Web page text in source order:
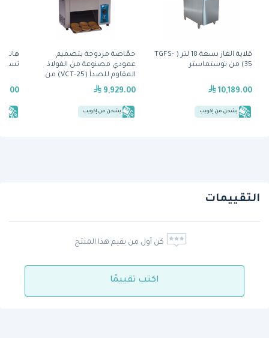
قلاية الغاز بسعة 18 لتر ( TGFS-
35) من توستماستر
10,189.00
يشحن من إكويب
حمّاصة مزدوجة بتصميم
عمودي مصنوعة من الفولاذ
المقاوم للصدأ (VCT-25) من
آنتونز
9,929.00
يشحن من إكويب
التقييمات
كن أول من يقيم هذا المنتج
اكتب تقييمًا